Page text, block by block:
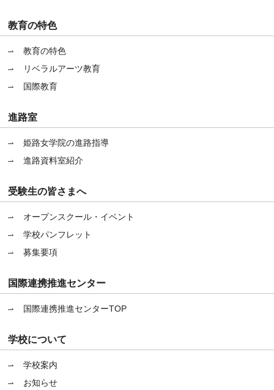
教育の特色
教育の特色
リベラルアーツ教育
国際教育
進路室
姫路女学院の進路指導
進路資料室紹介
受験生の皆さまへ
オープンスクール・イベント
学校パンフレット
募集要項
国際連携推進センター
国際連携推進センターTOP
学校について
学校案内
お知らせ